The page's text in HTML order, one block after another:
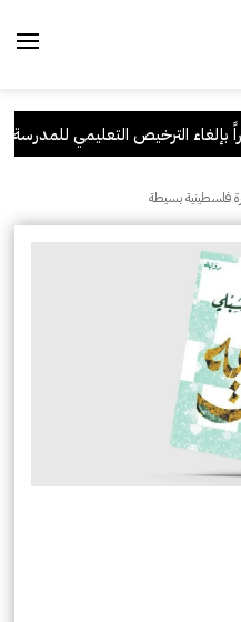
الترخيص التعليمي للمدرسة
فلسطينية بسيطة